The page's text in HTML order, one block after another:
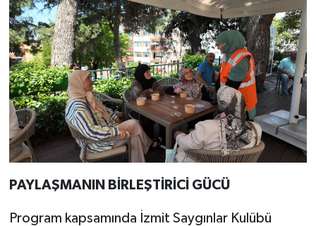
PAYLAŞMANIN BİRLEŞTİRİCİ GÜCÜ
Program kapsamında İzmit Saygınlar Kulübü